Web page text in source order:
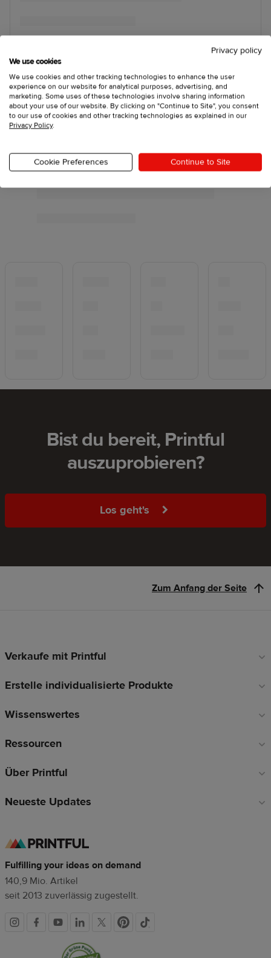
Bist du bereit, Printful
auszuprobieren?
Los geht's
Zum Anfang der Seite
Fußzeilen-
Verkaufe mit Printful
Erstelle individualisierte Produkte
Wissenswertes
Ressourcen
Über Printful
Neueste Updates
Fulfilling your ideas on demand
140,9 Mio. Artikel
seit 2013 zuverlässig zugestellt.
Soziale
Vertrauenssiegel
Privacy policy
We use cookies
We use cookies and other tracking technologies to enhance the user
experience on our website for analytical purposes, advertising, and
marketing. Some uses of these technologies involve sharing information
about your use of our website. By clicking on "Continue to Site", you consent
to our use of cookies and other tracking technologies as explained in our
Privacy Policy.
Cookie Preferences Continue to Site